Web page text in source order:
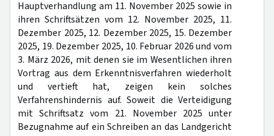
Hauptverhandlung am 11. November 2025 sowie in
ihren Schriftsätzen vom 12. November 2025, 11.
Dezember 2025, 12. Dezember 2025, 15. Dezember
2025, 19. Dezember 2025, 10. Februar 2026 und vom
3. März 2026, mit denen sie im Wesentlichen ihren
Vortrag aus dem Erkenntnisverfahren wiederholt
und vertieft hat, zeigen kein solches
Verfahrenshindernis auf. Soweit die Verteidigung
mit Schriftsatz vom 21. November 2025 unter
Bezugnahme auf ein Schreiben an das Landgericht